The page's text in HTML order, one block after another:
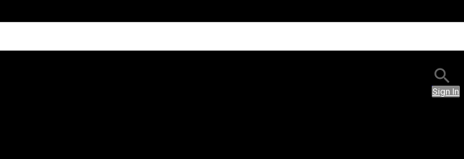
Sign In